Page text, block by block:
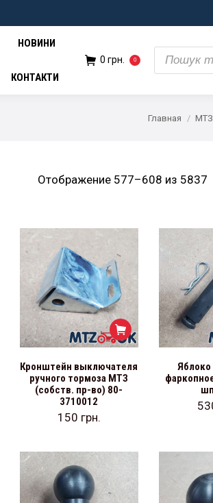
НОВИНИ
КОНТАКТИ
0грн. 0
Поиск
товаров
Главная МТЗ
Отображение 577–608 из 5837
Кронштейн выключателя
ручного тормоза МТЗ
(собств. пр-во) 80-
3710012
150 грн.
Яблоко
товаров